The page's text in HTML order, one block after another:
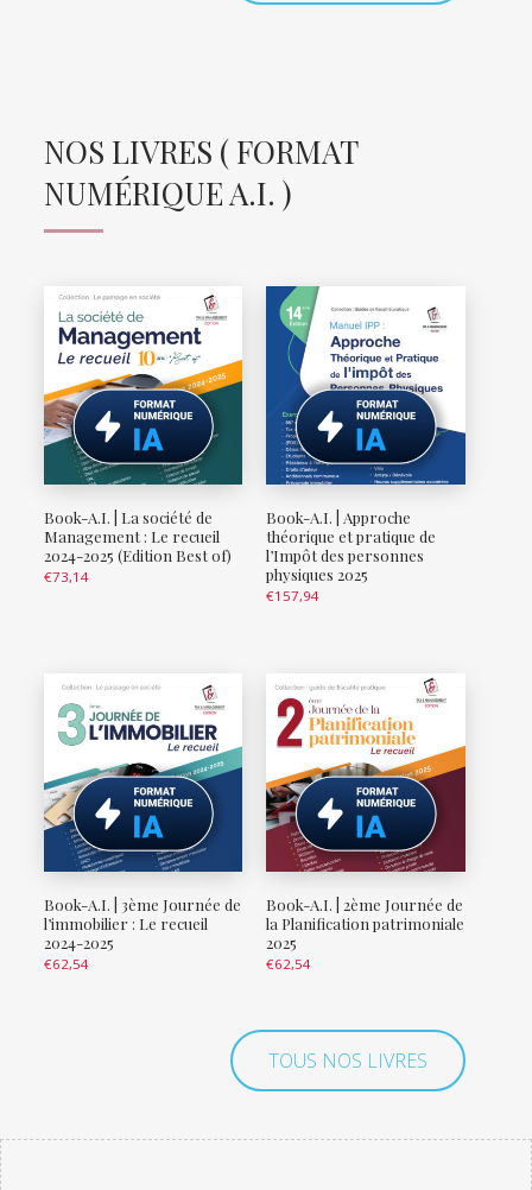
NOS LIVRES ( FORMAT
NUMÉRIQUE A.I. )
Book-A.I. | La société de
Management : Le recueil
2024-2025 (Edition Best of)
€73,14
Book-A.I. | Approche
théorique et pratique de
l’Impôt des personnes
physiques 2025
€157,94
Book-A.I. | 3ème Journée de
l’immobilier : Le recueil
2024-2025
€62,54
Book-A.I. | 2ème Journée de
la Planification patrimoniale
2025
€62,54
TOUS NOS LIVRES